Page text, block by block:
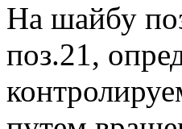
На шайбу
поз.21,